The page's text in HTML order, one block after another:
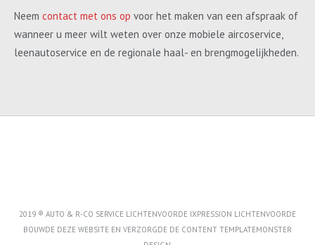
Neem contact met ons op voor het maken van een afspraak of
wanneer u meer wilt weten over onze mobiele aircoservice,
leenautoservice en de regionale haal- en brengmogelijkheden.
2019 ® AUTO & R-CO SERVICE LICHTENVOORDE IXPRESSION LICHTENVOORDE
BOUWDE DEZE WEBSITE EN VERZORGDE DE CONTENT TEMPLATEMONSTER